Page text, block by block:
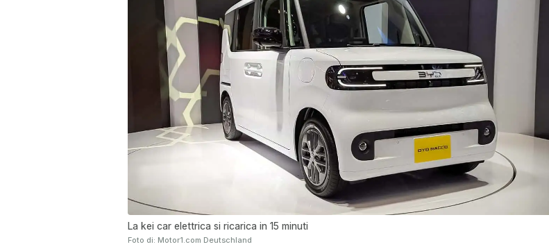
La kei car elettrica si ricarica in 15 minuti
Foto di: Motor1.com Deutschland